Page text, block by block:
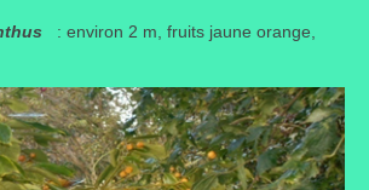
: environ 2 m, fruits jaune orange,